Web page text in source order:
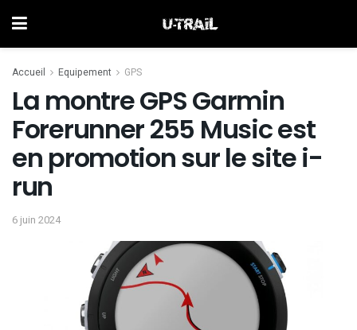
Accueil Equipement GPS
La montre GPS Garmin
Forerunner 255 Music est
en promotion sur le site i-
run
6 juin 2024